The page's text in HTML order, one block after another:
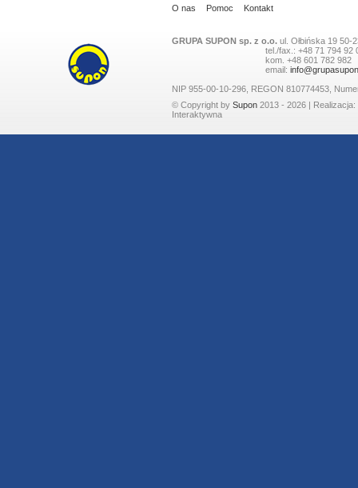
O nas Pomoc Kontakt
GRUPA SUPON sp. z o.o. ul. Ołbińska 19 50-
tel./fax.: +48 71 794 92
kom. +48 601 782 982
email:
NIP 955-00-10-296, REGON 810774453,
© Copyright by Supon 2013 - 2026 | Realizacja:
Interaktywna